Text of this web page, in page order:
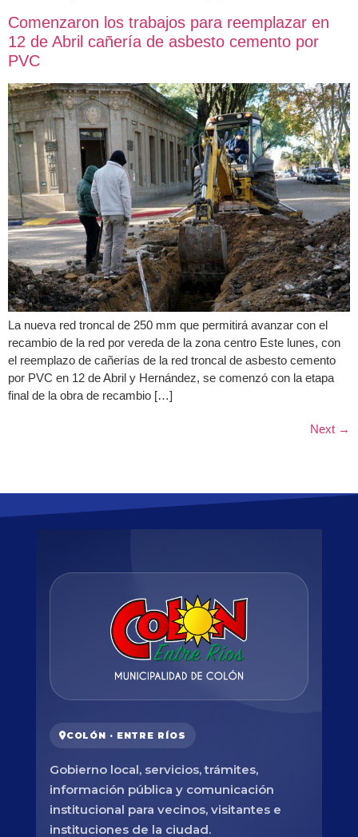
Comenzaron los trabajos para reemplazar en
12 de Abril cañería de asbesto cemento por
PVC
La nueva red troncal de 250 mm que permitirá avanzar con el
recambio de la red por vereda de la zona centro Este lunes, con
el reemplazo de cañerías de la red troncal de asbesto cemento
por PVC en 12 de Abril y Hernández, se comenzó con la etapa
final de la obra de recambio […]
Next →
COLÓN · ENTRE RÍOS
Gobierno local, servicios, trámites,
información pública y comunicación
institucional para vecinos, visitantes e
instituciones de la ciudad.